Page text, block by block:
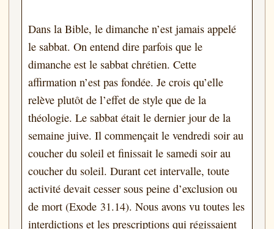
Dans la Bible, le dimanche n’est jamais appelé
le sabbat. On entend dire parfois que le
dimanche est le sabbat chrétien. Cette
affirmation n’est pas fondée. Je crois qu’elle
relève plutôt de l’effet de style que de la
théologie. Le sabbat était le dernier jour de la
semaine juive. Il commençait le vendredi soir au
coucher du soleil et finissait le samedi soir au
coucher du soleil. Durant cet intervalle, toute
activité devait cesser sous peine d’exclusion ou
de mort (Exode 31.14). Nous avons vu toutes les
interdictions et les prescriptions qui régissaient